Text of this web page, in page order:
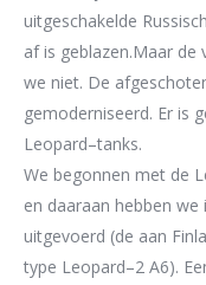
uitgeschakelde
af is geblazen.Maar de
we niet. De
gemoderniseerd. Er is
Leopard–tanks.
We begonnen met de
en daaraan hebben we
uitgevoerd (de aan
type Leopard–2 A6).